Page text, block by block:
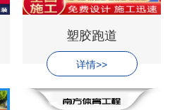
塑胶跑道
详情>>